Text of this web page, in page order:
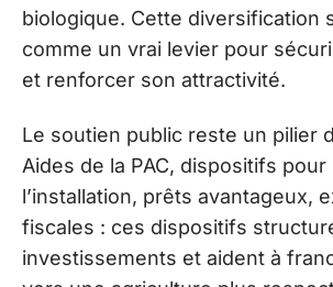
biologique. Cette diversification
comme un vrai levier pour
et renforcer son attractivité.
Le soutien public reste un pilier
Aides de la PAC, dispositifs pour
l’installation, prêts avantageux,
fiscales : ces dispositifs
investissements et aident à